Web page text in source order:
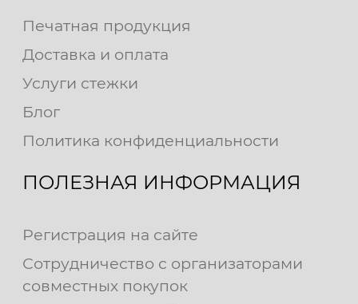
Печатная продукция
Доставка и оплата
Услуги стежки
Блог
Политика конфиденциальности
ПОЛЕЗНАЯ ИНФОРМАЦИЯ
Регистрация на сайте
Сотрудничество с организаторами
совместных покупок